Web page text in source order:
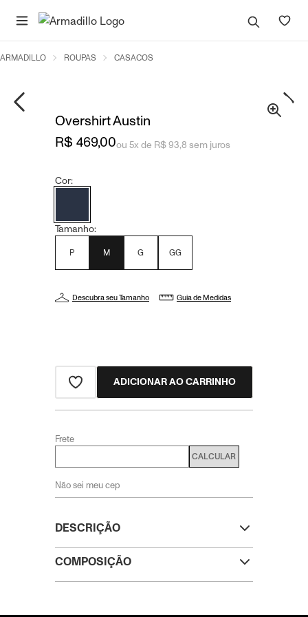
ARMADILLO ROUPAS CASACOS
Overshirt Austin
DESCRIÇÃO
COMPOSIÇÃO
R$ 469,00ou 5x de R$ 93,8 sem juros
Cor:
Tamanho:
P M G GG
Descubra seu Tamanho Guia de Medidas
ADICIONAR AO CARRINHO
Frete
CALCULAR
Não sei meu cep